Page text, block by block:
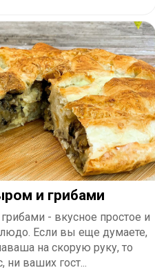
и грибами
- вкусное простое и
Если вы еще думаете,
на скорую руку, то
ни ваших гост...